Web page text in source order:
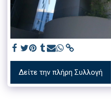
Δείτε την πλήρη Συλλογή